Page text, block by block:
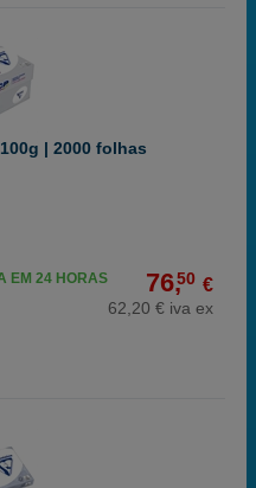
| 2000 folhas
76,50 €
62,20 € iva ex
EM 24 HORAS